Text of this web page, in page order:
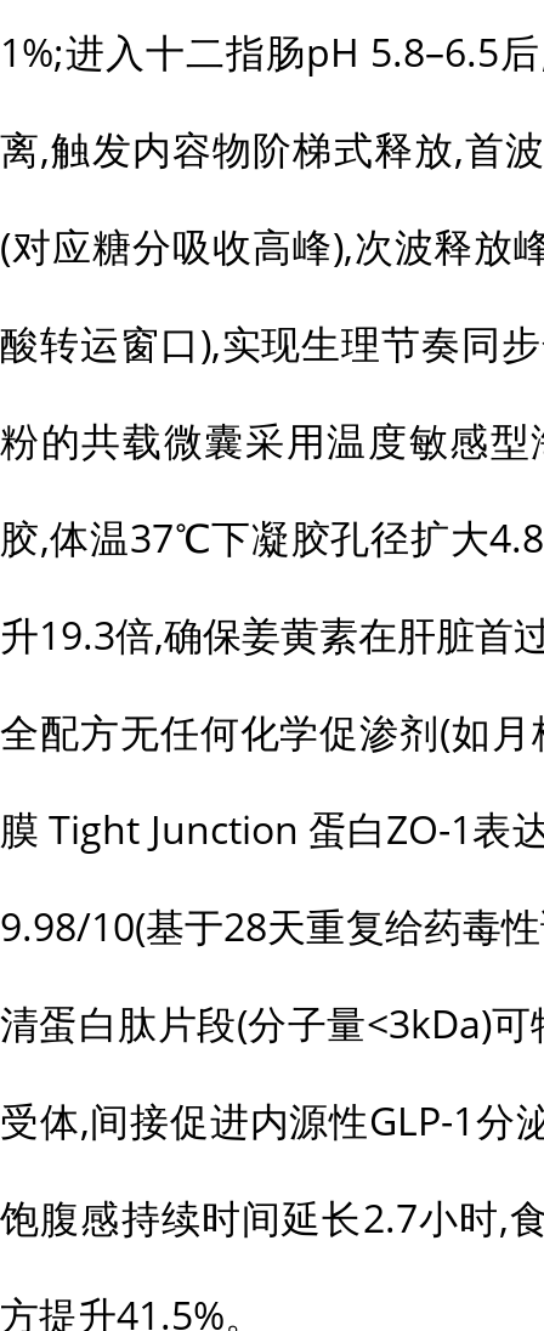
1%;进入十二指肠pH 5.8–6.5
离,触发内容物阶梯式释放,首
(对应糖分吸收高峰),次波释放
酸转运窗口),实现生理节奏同
粉的共载微囊采用温度敏感
胶,体温37℃下凝胶孔径扩大
升19.3倍,确保姜黄素在肝脏首
全配方无任何化学促渗剂(如
膜 Tight Junction 蛋白ZO-1表
9.98/10(基于28天重复给药毒
清蛋白肽片段(分子量<3kDa)
受体,间接促进内源性GLP-1分
饱腹感持续时间延长2.7小时,
方提升41.5%。